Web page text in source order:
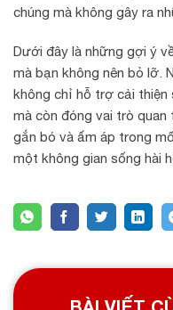
chúng mà không gây ra
Dưới đây là những gợi ý
mà bạn không nên bỏ lỡ.
không chỉ hỗ trợ cải
mà còn đóng vai trò
gắn bó và ấm áp trong
một không gian sống hài